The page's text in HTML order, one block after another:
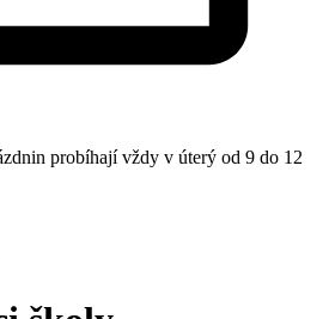
probíhají vždy v úterý od 9 do 12